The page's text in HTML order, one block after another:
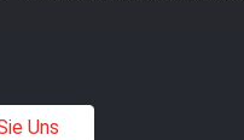
Uns